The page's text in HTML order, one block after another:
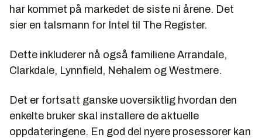
har kommet på markedet de siste ni årene. Det
sier en talsmann for Intel til The Register.
Dette inkluderer nå også familiene Arrandale,
Clarkdale, Lynnfield, Nehalem og Westmere.
Det er fortsatt ganske uoversiktlig hvordan den
enkelte bruker skal installere de aktuelle
oppdateringene. En god del nyere prosessorer kan